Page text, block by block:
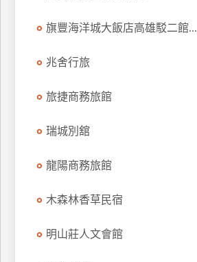
旗豐海洋城大飯店高雄駁二館...
兆舍行旅
旅捷商務旅館
瑞城別舘
龍陽商務旅館
木森林香草民宿
明山莊人文會館